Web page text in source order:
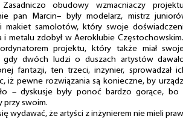
obudowy wzmacniaczy
pan Marcin– były modelarz, mistrz
makiet samolotów, który swoje
metalu zdobył w Aeroklubie
projektu, który także miał
gdy dwóch ludzi o duszach artystów
fantazji, ten trzeci, inżynier, sprowadzał
iż pewne rozwiązania są konieczne, by
– dyskusje były ponoć bardzo gorące, bo
przy swoim.
wydawać, że artyści z inżynierem nie mieli